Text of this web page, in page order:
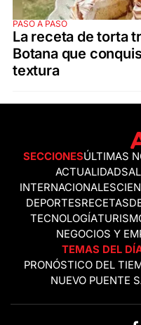
PASO A PASO
La receta de torta
Botana que
textura
SECCIONESÚLTIMAS
ACTUALIDAD
INTERNACIONALES
DEPORTESRECETAS
TECNOLOGÍA
NEGOCIOS Y
TEMAS DEL
PRONÓSTICO DEL
NUEVO PUENTE